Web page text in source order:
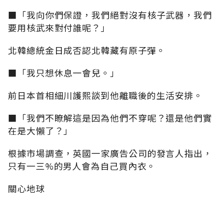
■「我向你們保證，我們絕對沒有核子武器，我們
要用核武來對付誰呢？」
北韓總統金日成否認北韓藏有原子彈。
■「我只想休息一會兒。」
前日本首相細川護熙談到他離職後的生活安排。
■「我們不瞭解這是因為他們不穿呢？還是他們實
在是大懶了？」
根據市場調查，英國一家廣告公司的發言人指出，
只有一三%的男人會為自己買內衣。
關心地球